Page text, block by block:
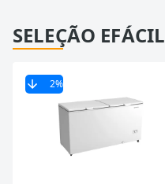
SELEÇÃO EFÁCIL
2%